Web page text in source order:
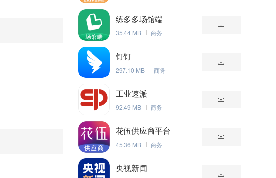
练多多场馆端
35.44 MB 商务
钉钉
297.10 MB 商务
工业速派
92.49 MB 商务
花伍供应商平台
45.36 MB 商务
央视新闻